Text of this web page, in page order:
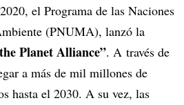
el Programa de las Naciones
(PNUMA), lanzó la
Planet Alliance”. A través de
a más de mil millones de
hasta el 2030. A su vez, las